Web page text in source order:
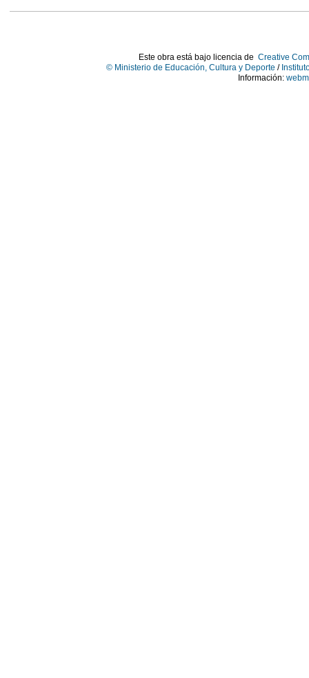
Este obra está bajo licencia de Creative
© Ministerio de Educación, Cultura y Deporte /
Información: